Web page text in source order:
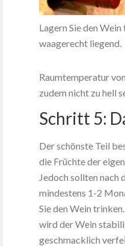
Lagern Sie den
waagerecht liegend.
Raumtemperatur
zudem nicht zu hell
Schritt 5:
Der schönste Teil
die Früchte der
Jedoch sollten nach
mindestens 1-2
Sie den Wein
wird der Wein
geschmacklich